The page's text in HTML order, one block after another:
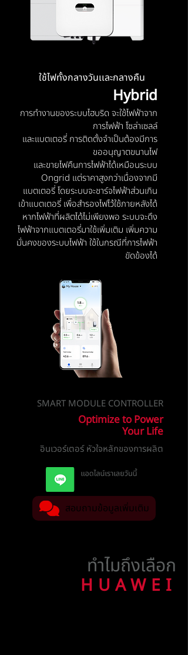
ใช้ไฟทั้งกลางวันเเละกลางคืน
Hybrid
การทำงานของระบบไฮบริด จะใช้ไฟฟ้าจาก
การไฟฟ้า โซล่าเซลล์
และแบตเตอรี่ การติดตั้งจำเป็นต้องมีการ
ขออนุญาตขนานไฟ
และขายไฟคืนการไฟฟ้าได้เหมือนระบบ
Ongrid แต่ราคาสูงกว่าเนื่องจากมี
แบตเตอรี่ โดยระบบจะชาร์จไฟฟ้าส่วนเกิน
เข้าแบตเตอรี่ เพื่อสำรองไฟไว้ใช้ภายหลังได้
หากไฟฟ้าที่ผลิตได้ไม่เพียงพอ ระบบจะดึง
ไฟฟ้าจากแบตเตอรี่มาใช้เพิ่มเติม เพิ่มความ
มั่นคงของระบบไฟฟ้า ใช้ในกรณีที่การไฟฟ้า
ขัดข้องได้
SMART MODULE CONTROLLER
Optimize to Power
Your Life
อินเวอร์เตอร์ หัวใจหลักของการผลิต
สอบถามข้อมูลเพิ่มเติม
ทำไมถึงเลือก
HUAWEI